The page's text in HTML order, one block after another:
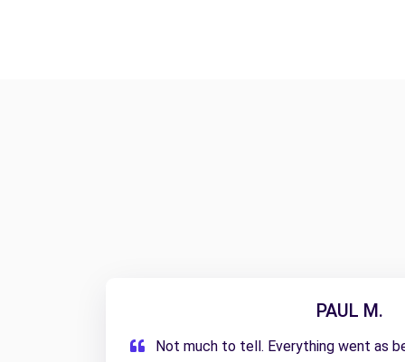
PAUL M.
Not much to tell. Everything went as